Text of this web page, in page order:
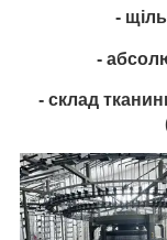
-
-
- склад